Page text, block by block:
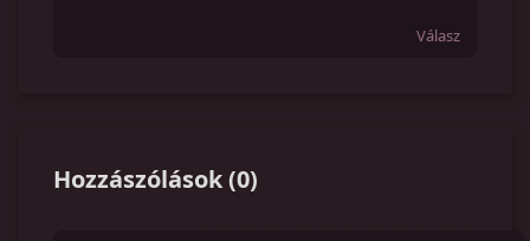
Válasz
Hozzászólások(0)